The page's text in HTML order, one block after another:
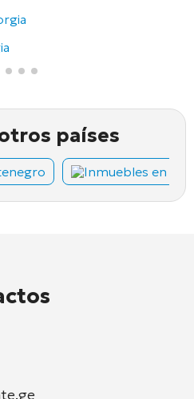
países
Inmuebles en